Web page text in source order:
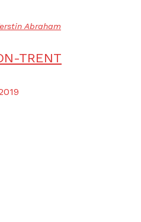
Abraham
TRENT